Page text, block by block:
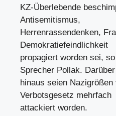
KZ-Überlebende
Antisemitismus,
Herrenrassendenken,
Demokratiefeindlichkeit
propagiert worden sei,
Sprecher Pollak. Darüber
hinaus seien
Verbotsgesetz mehrfach
attackiert worden.